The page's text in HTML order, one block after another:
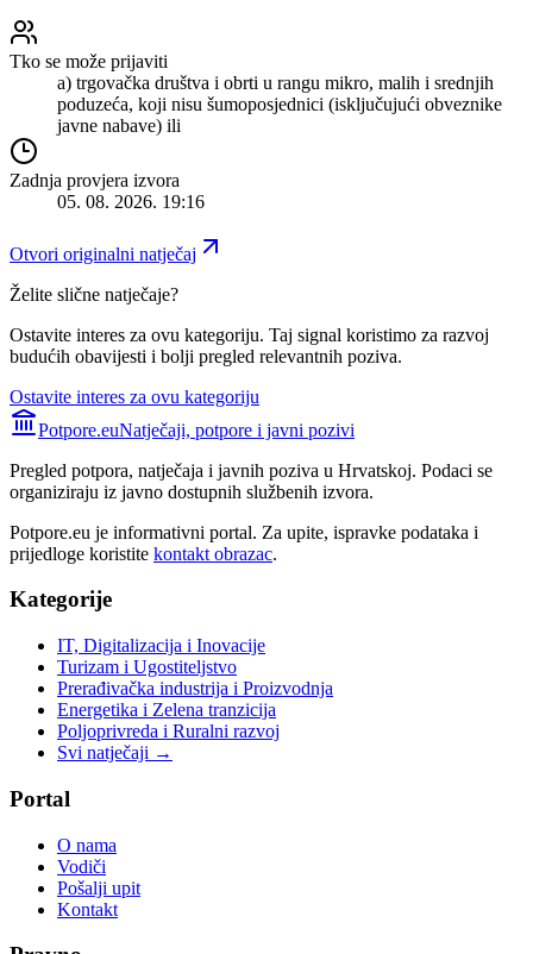
Tko se može prijaviti
a) trgovačka društva i obrti u rangu mikro, malih i srednjih
poduzeća, koji nisu šumoposjednici (isključujući obveznike
javne nabave) ili
Zadnja provjera izvora
05. 08. 2026. 19:16
Otvori originalni natječaj
Želite slične natječaje?
Ostavite interes za ovu kategoriju. Taj signal koristimo za razvoj
budućih obavijesti i bolji pregled relevantnih poziva.
Ostavite interes za ovu kategoriju
Potpore.euNatječaji, potpore i javni pozivi
Pregled potpora, natječaja i javnih poziva u Hrvatskoj. Podaci se
organiziraju iz javno dostupnih službenih izvora.
Potpore.eu je informativni portal. Za upite, ispravke podataka i
prijedloge koristite kontakt obrazac.
Kategorije
IT, Digitalizacija i Inovacije
Turizam i Ugostiteljstvo
Prerađivačka industrija i Proizvodnja
Energetika i Zelena tranzicija
Poljoprivreda i Ruralni razvoj
Svi natječaji →
Portal
O nama
Vodiči
Pošalji upit
Kontakt